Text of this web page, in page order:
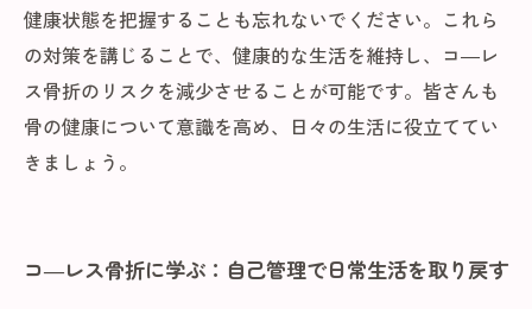
健康状態を把握することも忘れないでください。これら
の対策を講じることで、健康的な生活を維持し、コ―レ
ス骨折のリスクを減少させることが可能です。皆さんも
骨の健康について意識を高め、日々の生活に役立ててい
きましょう。
コ―レス骨折に学ぶ：自己管理で日常生活を取り戻す